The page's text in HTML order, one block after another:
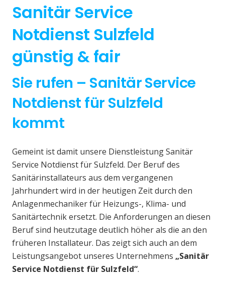
Sanitär Service
Notdienst Sulzfeld
günstig & fair
Sie rufen – Sanitär Service
Notdienst für Sulzfeld
kommt
Gemeint ist damit unsere Dienstleistung Sanitär
Service Notdienst für Sulzfeld. Der Beruf des
Sanitärinstallateurs aus dem vergangenen
Jahrhundert wird in der heutigen Zeit durch den
Anlagenmechaniker für Heizungs-, Klima- und
Sanitärtechnik ersetzt. Die Anforderungen an diesen
Beruf sind heutzutage deutlich höher als die an den
früheren Installateur. Das zeigt sich auch an dem
Leistungsangebot unseres Unternehmens „Sanitär
Service Notdienst für Sulzfeld“.